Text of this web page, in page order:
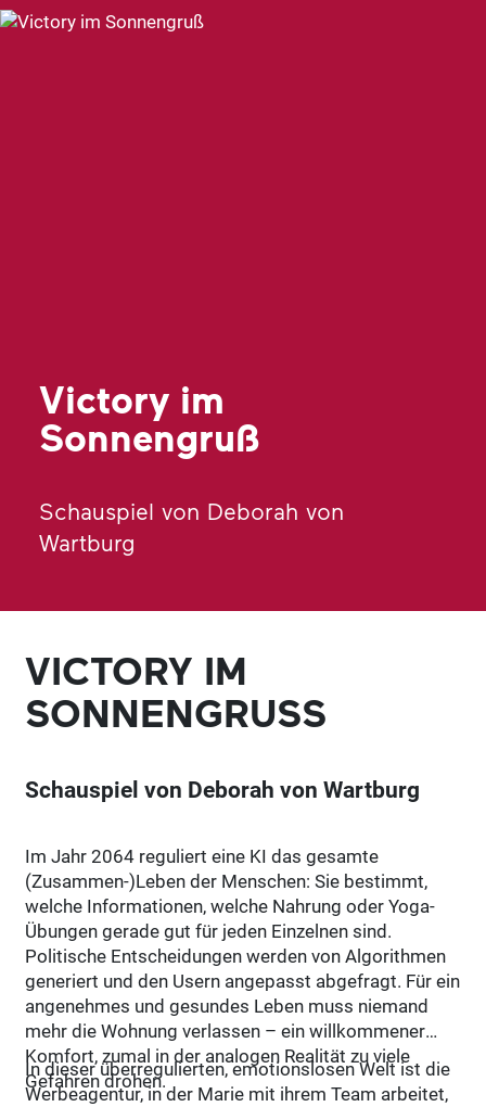
Victory im
Sonnengruß
Schauspiel von Deborah von
Wartburg
VICTORY IM
SONNENGRUSS
Schauspiel von Deborah von Wartburg
Im Jahr 2064 reguliert eine KI das gesamte
(Zusammen-)Leben der Menschen: Sie bestimmt,
welche Informationen, welche Nahrung oder Yoga-
Übungen gerade gut für jeden Einzelnen sind.
Politische Entscheidungen werden von Algorithmen
generiert und den Usern angepasst abgefragt. Für ein
angenehmes und gesundes Leben muss niemand
mehr die Wohnung verlassen – ein willkommener
Komfort, zumal in der analogen Realität zu viele
Gefahren drohen.
In dieser überregulierten, emotionslosen Welt ist die
Werbeagentur, in der Marie mit ihrem Team arbeitet,